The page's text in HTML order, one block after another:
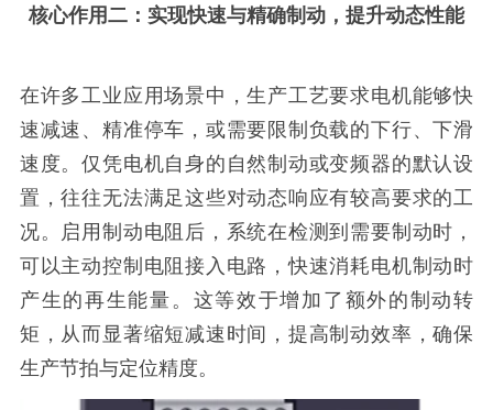
核心作用二：实现快速与精确制动，提升动态性能
在许多工业应用场景中，生产工艺要求电机能够快
速减速、精准停车，或需要限制负载的下行、下滑
速度。仅凭电机自身的自然制动或变频器的默认设
置，往往无法满足这些对动态响应有较高要求的工
况。启用制动电阻后，系统在检测到需要制动时，
可以主动控制电阻接入电路，快速消耗电机制动时
产生的再生能量。这等效于增加了额外的制动转
矩，从而显著缩短减速时间，提高制动效率，确保
生产节拍与定位精度。